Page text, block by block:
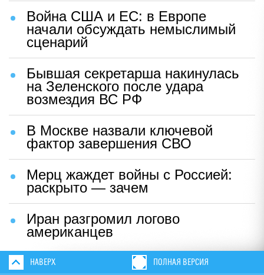
Война США и ЕС: в Европе
начали обсуждать немыслимый
сценарий
Бывшая секретарша накинулась
на Зеленского после удара
возмездия ВС РФ
В Москве назвали ключевой
фактор завершения СВО
Мерц жаждет войны с Россией:
раскрыто — зачем
Иран разгромил логово
американцев
НАВЕРХ ПОЛНАЯ ВЕРСИЯ